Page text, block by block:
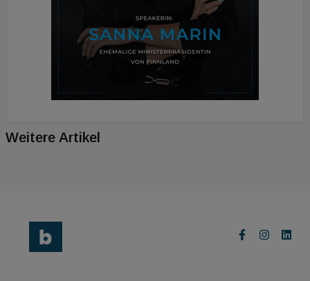
Weitere Artikel